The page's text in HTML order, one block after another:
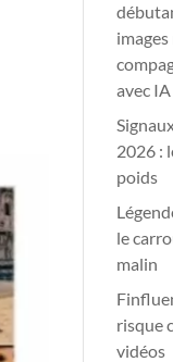
images
avec IA
2026 :
poids
le
malin
risque
vidéos